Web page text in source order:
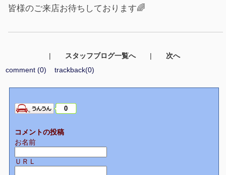
皆様のご来店お待ちしております🌈
| スタッフブログ一覧へ |
次へ
comment (0)
trackback(0)
0
コメントの投稿
お名前
ＵＲＬ